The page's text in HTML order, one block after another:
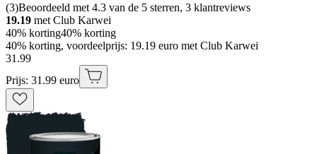
(3)Beoordeeld met 4.3 van de 5 sterren, 3 klantreviews
19.19 met Club Karwei
40% korting40% korting
40% korting, voordeelprijs: 19.19 euro met Club Karwei
31 .99
Prijs: 31.99 euro